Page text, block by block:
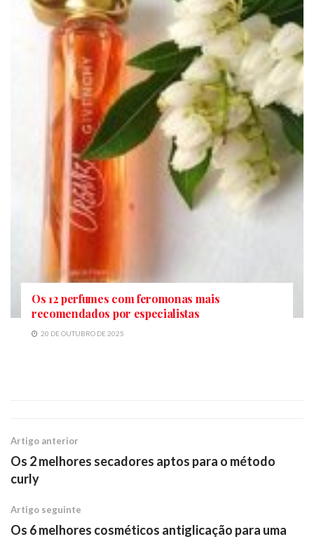
Os 12 perfumes com feromonas mais
recomendados por especialistas
20 DE OUTUBRO DE 2025
Artigo anterior
Os 2 melhores secadores aptos para o método
curly
Artigo seguinte
Os 6 melhores cosméticos antiglicação para uma